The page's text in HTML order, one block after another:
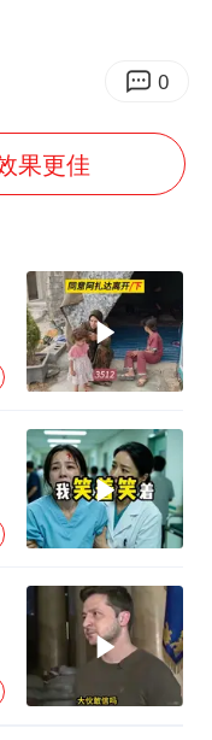
”但要降薪1000元
对中国无影响
985博士后被曝在妻子孕期出轨后续
着更省电”不实
如何把百年大党建设得更加坚强有力？
0
果更佳